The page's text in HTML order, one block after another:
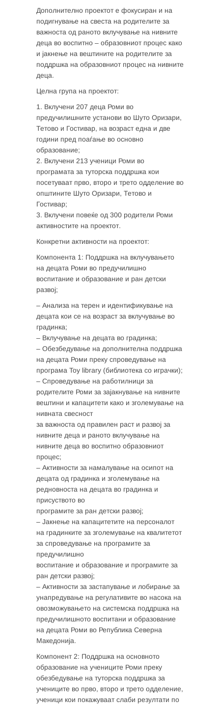
Дополнително проектот е фокусиран и на
подигнување на свеста на родителите за
важноста од раното вклучување на нивните
деца во воспитно – образовниот процес како
и јакнење на вештините на родителите за
поддршка на образовниот процес на нивните
деца.
Целна група на проектот:
1. Вклучени 207 деца Роми во
предучилишните установи во Шуто Оризари,
Тетово и Гостивар, на возраст една и две
години пред поаѓање во основно
образование;
2. Вклучени 213 ученици Роми во
програмата за туторска поддршка кои
посетуваат прво, второ и трето одделение во
општините Шуто Оризари, Тетово и
Гостивар;
3. Вклучени повеќе од 300 родители Роми
активностите на проектот.
Конкретни активности на проектот:
Компонента 1: Поддршка на вклучувањето
на децата Роми во предучилишно
воспитание и образование и ран детски
развој;
– Анализа на терен и идентификување на
децата кои се на возраст за вклучување во
градинка;
– Вклучување на децата во градинка;
– Обезбедување на дополнителна поддршка
на децата Роми преку спроведување на
програма Toy library (библиотека со играчки);
– Спроведување на работилници за
родителите Роми за зајакнување на нивните
вештини и капацитети како и зголемување на
нивната свесност
за важноста од правилен раст и развој за
нивните деца и раното вклучување на
нивните деца во воспитно образовниот
процес;
– Активности за намалување на осипот на
децата од градинка и зголемување на
редновноста на децата во градинка и
присуството во
програмите за ран детски развој;
– Јакнење на капацитетите на персоналот
на градинките за зголемување на квалитетот
за спроведување на програмите за
предучилишно
воспитание и образование и програмите за
ран детски развој;
– Активности за застапување и лобирање за
унапредување на регулативите во насока на
овозможувањето на системска поддршка на
предучилишното воспитани и образование
на децата Роми во Република Северна
Македонија.
Компонент 2: Поддршка на основното
образование на учениците Роми преку
обезбедување на туторска поддршка за
учениците во прво, второ и трето одделение,
ученици кои покажуваат слаби резултати по